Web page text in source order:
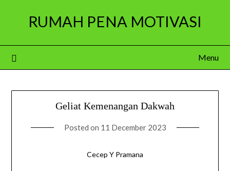
RUMAH PENA MOTIVASI
Menu
Geliat Kemenangan Dakwah
Posted on 11 December 2023
Cecep Y Pramana